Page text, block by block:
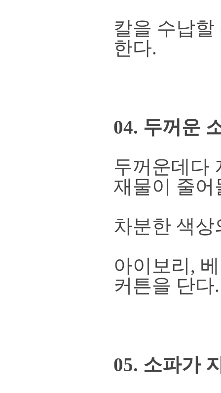
칼을 수납
한다.
04. 두꺼운
두꺼운데다
재물이 줄어
차분한 색
아이보리,
커튼을 단다.
05. 소파가